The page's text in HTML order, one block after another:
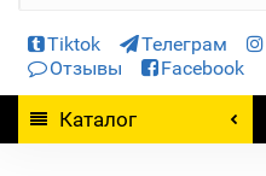
Tiktok Телеграм
Отзывы
Facebook
Каталог